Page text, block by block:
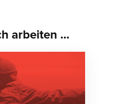
arbeiten ...